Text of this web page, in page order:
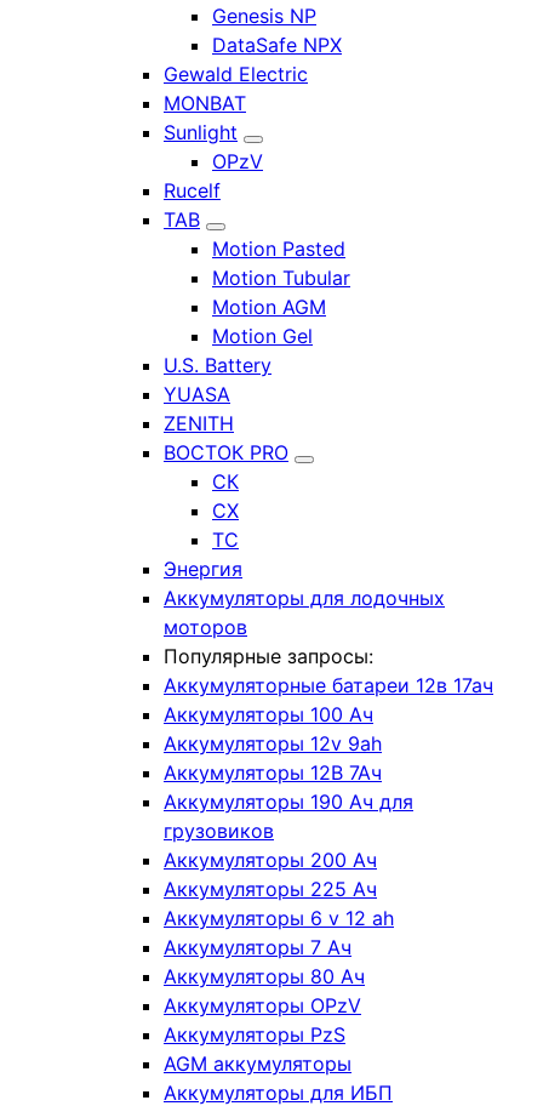
Genesis NP
DataSafe NPX
Gewald Electric
MONBAT
Sunlight
OPzV
Rucelf
TAB
Motion Pasted
Motion Tubular
Motion AGM
Motion Gel
U.S. Battery
YUASA
ZENITH
ВОСТОК PRO
СК
СХ
ТС
Энергия
Аккумуляторы для лодочных
моторов
Популярные запросы:
Аккумуляторные батареи 12в 17ач
Аккумуляторы 100 Ач
Аккумуляторы 12v 9ah
Аккумуляторы 12В 7Ач
Аккумуляторы 190 Ач для
грузовиков
Аккумуляторы 200 Ач
Аккумуляторы 225 Ач
Аккумуляторы 6 v 12 ah
Аккумуляторы 7 Ач
Аккумуляторы 80 Ач
Аккумуляторы OPzV
Аккумуляторы PzS
AGM аккумуляторы
Аккумуляторы для ИБП